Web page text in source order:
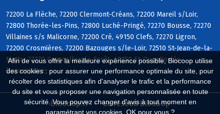
Afin de vous offrir la meilleure expérience possible, Biocoop utilise
des cookies : pour assurer une performance optimale du site, pour
récolter des statistiques afin d'analyser le trafic et la performance
du site et vous proposer une navigation personnalisée en toute
sécurité. Vous pouvez changer d'avis à tout moment en
paramétrant vos cookies. OK pour vous ?
72200 La Flèche, 72200 Clermont-Créans, 72200 Mareil s/Loir,
72800 Thorée-les-Pins, 72800 Luché-Pringé, 72270 Bousse, 72270
Villaines s/s Malicorne, 72200 Cré, 49150 Clefs, 72270 Ligron,
72200 Crosmières, 72200 Bazouges s/le-Loir, 72510 St-Jean-de-la-
Motte, 72270 Courcelles-la-Forêt, 49150 St-Quentin-lès-
Beaurepaire
Biocoop.fr
Le réseau Biocoop